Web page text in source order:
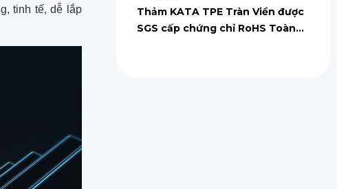
tinh tế, dễ lắp
Thảm KATA TPE Tràn Viền được
SGS cấp chứng chỉ RoHS Toàn